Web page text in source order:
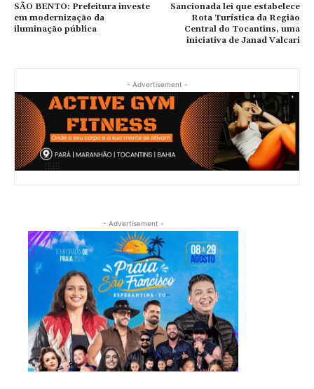
SÃO BENTO: Prefeitura investe
em modernização da
iluminação pública
Sancionada lei que estabelece
Rota Turística da Região
Central do Tocantins, uma
iniciativa de Janad Valcari
- Advertisement -
- Advertisement -